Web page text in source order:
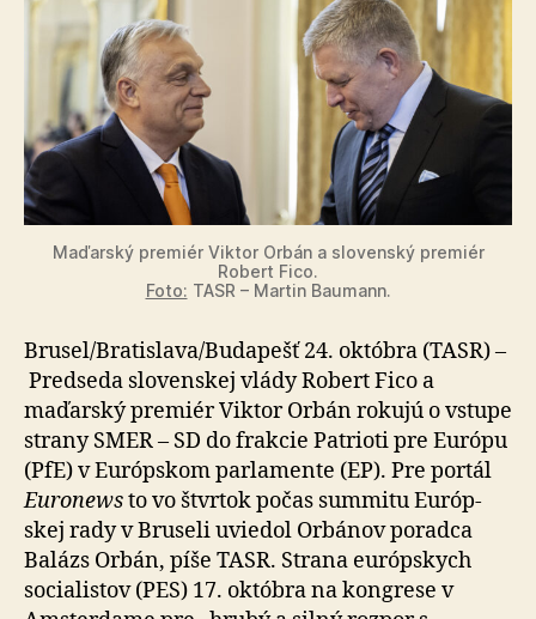
frakcie
Patrioti
Európu
Maďarský premiér Viktor Orbán a slovenský premiér
Robert Fico.
Foto: TASR – Martin Baumann.
Brusel/Bratislava/Budapešť 24. októbra (TASR) –
Predseda slovenskej vlády Robert Fico a
maďarský premiér Viktor Orbán rokujú o vstupe
strany SMER – SD do frakcie Patrioti pre Európu
(PfE) v Európskom parlamente (EP). Pre portál
Euronewsto vo štvrtok počas summitu Eu­róp­
skej rady v Bruseli uviedol Orbánov poradca
Balázs Orbán, píše TASR. Strana európskych
socialistov (PES) 17. októbra na kongrese v